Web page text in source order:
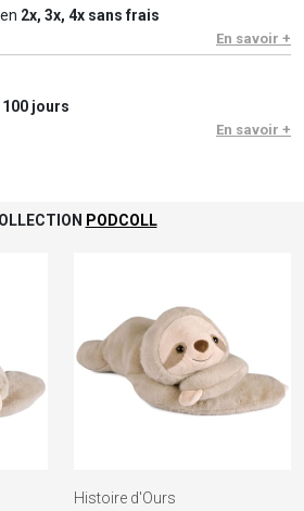
en 2x, 3x, 4x sans frais
En savoir +
100 jours
En savoir +
PODCOLL
Histoire d'Ours